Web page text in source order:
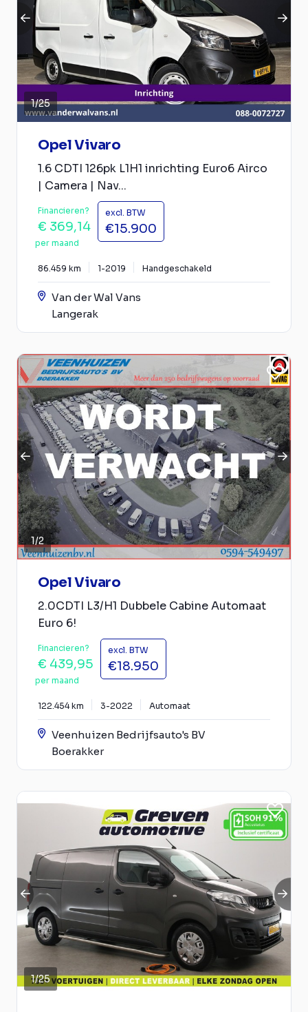
1/25
Opel Vivaro
1.6 CDTI 126pk L1H1 inrichting Euro6 Airco
| Camera | Nav...
Financieren?
€ 369,14
per maand
excl. BTW
€15.900
86.459 km 1-2019 Handgeschakeld
Van der Wal Vans
Langerak
1/2
Opel Vivaro
2.0CDTI L3/H1 Dubbele Cabine Automaat
Euro 6!
Financieren?
€ 439,95
per maand
excl. BTW
€18.950
122.454 km 3-2022 Automaat
Veenhuizen Bedrijfsauto's BV
Boerakker
1/25